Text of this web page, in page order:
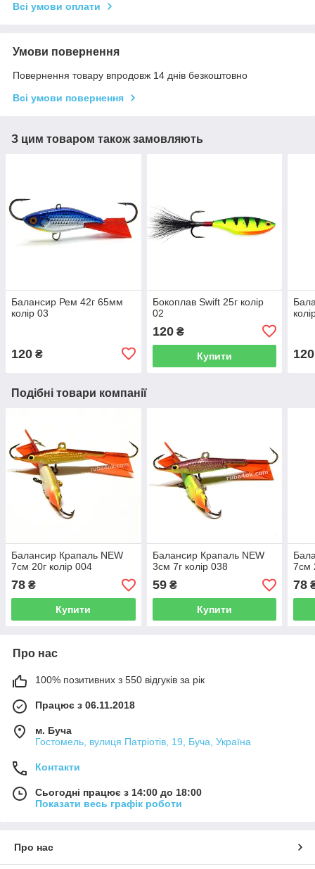
Всі умови оплати
Умови повернення
Повернення товару впродовж 14 днів безкоштовно
Всі умови повернення
З цим товаром також замовляють
Балансир Рем 42г 65мм
колір 03
120 ₴
Бокоплав Swift 25г колір
02
120₴
Купити 120
Подібні товари компанії
Балансир Крапаль NEW
7см 20г колір 004
78 ₴
Купити
Балансир Крапаль NEW
3см 7г колір 038
59₴
Купити
7см
78
Про нас
100% позитивних з 550 відгуків за рік
Працює з 06.11.2018
м. Буча
Гостомель, вулиця Патріотів, 19, Буча, Україна
Контакти
Сьогодні працює з 14:00 до 18:00
Показати весь графік роботи
Про нас